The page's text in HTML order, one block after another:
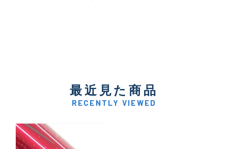
最近見た商品
RECENTLY VIEWED